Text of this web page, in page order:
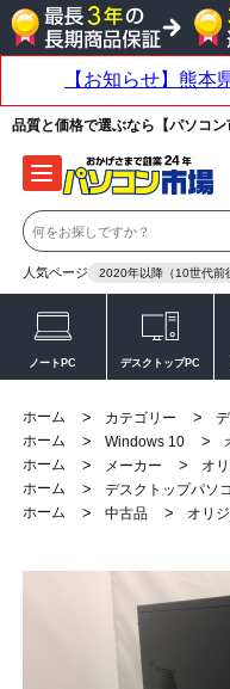
品質と価格で選ぶなら【パソコ
人気ページ 2020年以降（10世代前
ノートPC デスクトップPC
ホーム > カテゴリー >
ホーム
> Windows 10 >
ホーム
> メーカー >
オ
ホーム
> デスクトップパソ
ホーム
> 中古品 > オリ